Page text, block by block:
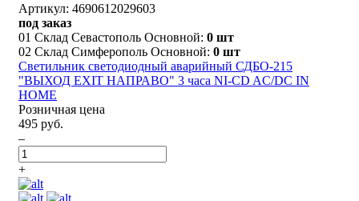
Артикул: 4690612029603
под заказ
01 Склад Севастополь Основной: 0 шт
02 Склад Симферополь Основной: 0 шт
Светильник светодиодный аварийный СДБО-215
"ВЫХОД EXIT НАПРАВО" 3 часа NI-CD AC/DC IN
HOME
Розничная цена
495 руб.
–
+